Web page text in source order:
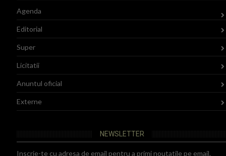
Agenda
Editorial
Super
Licitatii
Anuntul oficial
Externe
NEWSLETTER
Inscrie-te cu adresa de email pentru a primi noutatile pe email.